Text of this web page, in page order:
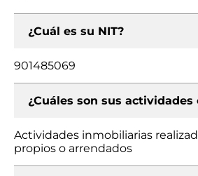
¿Cuál es su NIT?
901485069
¿Cuáles son sus actividades
Actividades inmobiliarias
propios o arrendados